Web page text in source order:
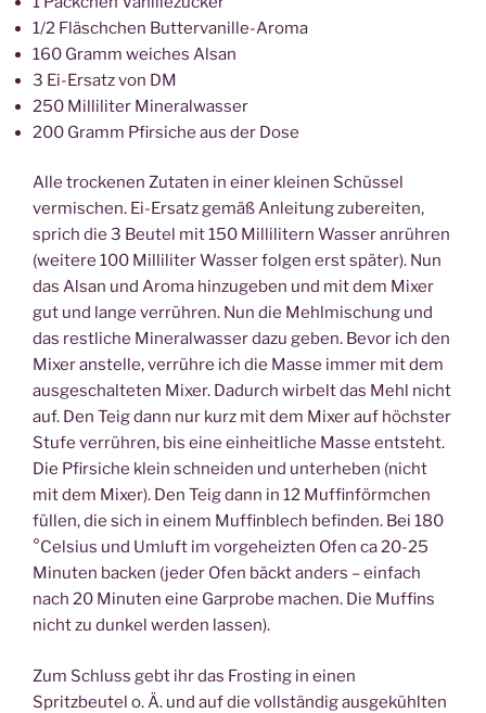
1/2 Fläschchen Buttervanille-Aroma
160 Gramm weiches Alsan
3 Ei-Ersatz von DM
250 Milliliter Mineralwasser
200 Gramm Pfirsiche aus der Dose
Alle trockenen Zutaten in einer kleinen Schüssel
vermischen. Ei-Ersatz gemäß Anleitung zubereiten,
sprich die 3 Beutel mit 150 Millilitern Wasser anrühren
(weitere 100 Milliliter Wasser folgen erst später). Nun
das Alsan und Aroma hinzugeben und mit dem Mixer
gut und lange verrühren. Nun die Mehlmischung und
das restliche Mineralwasser dazu geben. Bevor ich den
Mixer anstelle, verrühre ich die Masse immer mit dem
ausgeschalteten Mixer. Dadurch wirbelt das Mehl nicht
auf. Den Teig dann nur kurz mit dem Mixer auf höchster
Stufe verrühren, bis eine einheitliche Masse entsteht.
Die Pfirsiche klein schneiden und unterheben (nicht
mit dem Mixer). Den Teig dann in 12 Muffinförmchen
füllen, die sich in einem Muffinblech befinden. Bei 180
°Celsius und Umluft im vorgeheizten Ofen ca 20-25
Minuten backen (jeder Ofen bäckt anders – einfach
nach 20 Minuten eine Garprobe machen. Die Muffins
nicht zu dunkel werden lassen).
Zum Schluss gebt ihr das Frosting in einen
Spritzbeutel o. Ä. und auf die vollständig ausgekühlten